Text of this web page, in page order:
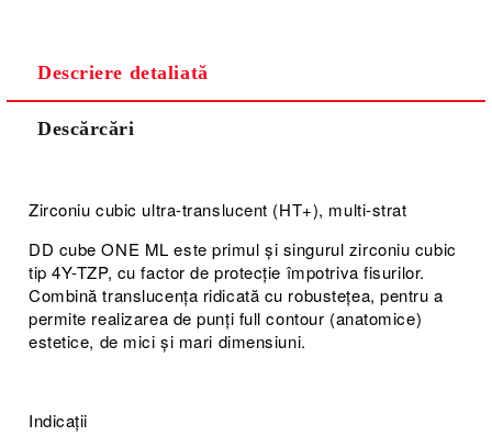
Descriere detaliată
Descărcări
Zirconiu cubic ultra-translucent (HT+), multi-strat
DD cube ONE ML este primul și singurul zirconiu cubic
tip 4Y-TZP, cu factor de protecție împotriva fisurilor.
Combină translucența ridicată cu robustețea, pentru a
permite realizarea de punți full contour (anatomice)
estetice, de mici și mari dimensiuni.
Indicații